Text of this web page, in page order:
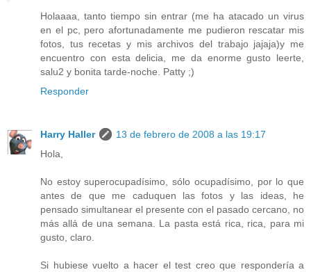
Holaaaa, tanto tiempo sin entrar (me ha atacado un virus
en el pc, pero afortunadamente me pudieron rescatar mis
fotos, tus recetas y mis archivos del trabajo jajaja)y me
encuentro con esta delicia, me da enorme gusto leerte,
salu2 y bonita tarde-noche. Patty ;)
Responder
Harry Haller
13 de febrero de 2008 a las 19:17
Hola,
No estoy superocupadísimo, sólo ocupadísimo, por lo que
antes de que me caduquen las fotos y las ideas, he
pensado simultanear el presente con el pasado cercano, no
más allá de una semana. La pasta está rica, rica, para mi
gusto, claro.
Si hubiese vuelto a hacer el test creo que respondería a